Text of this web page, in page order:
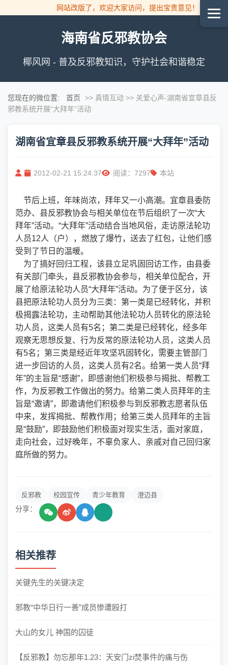
网站改版了，欢迎大家访问，提出宝贵意见！
海南省反邪教协会
椰风网 - 普及反邪教知识，守护社会和谐稳定
您现在的微位置: 首页 >> 真情互动 >> 关爱心声-湖南省宜章县反
邪教系统开展“大拜年”活动
湖南省宜章县反邪教系统开展“大拜年”活动
2012-02-21 15:24:37 阅读：7297 本站
节后上班，年味尚浓，拜年又一小高潮。宜章县委防
范办、县反邪教协会与相关单位在节后组织了一次“大
拜年”活动。“大拜年”活动结合当地风俗，走访原法轮功
人员12人（户），燃放了爆竹，送去了红包，让他们感
受到了节日的温暖。
为了搞好回归工程，该县立足巩固回访工作，由县委
有关部门牵头，县反邪教协会参与，相关单位配合，开
展了给原法轮功人员“大拜年”活动。为了便于区分，该
县把原法轮功人员分为三类：第一类是已经转化，并积
极揭露法轮功，主动帮助其他法轮功人员转化的原法轮
功人员，这类人员有5名；第二类是已经转化，经多年
观察无思想反复、行为反常的原法轮功人员，这类人员
有5名；第三类是经近年攻坚巩固转化，需要主管部门
进一步回访的人员，这类人员有2名。给第一类人员“拜
年”的主旨是“感谢”，即感谢他们积极参与揭批、帮教工
作，为反邪教工作做出的努力。给第二类人员拜年的主
旨是“邀请”，即邀请他们积极参与到反邪教志愿者队伍
中来，发挥揭批、帮教作用；给第三类人员拜年的主旨
是“鼓励”，即鼓励他们积极面对现实生活，面对家庭，
走向社会，过好晚年，不辜负家人、亲戚对自己回归家
庭所做的努力。
反邪教 校园宣传 青少年教育 澄迈县
分享：
相关推荐
关键先生的关键决定
邪教“中华日行一善”成员惨遭殴打
大山的女儿 神国的囚徒
【反邪教】勿忘那年1.23：天安门zi焚事件的痛与伤